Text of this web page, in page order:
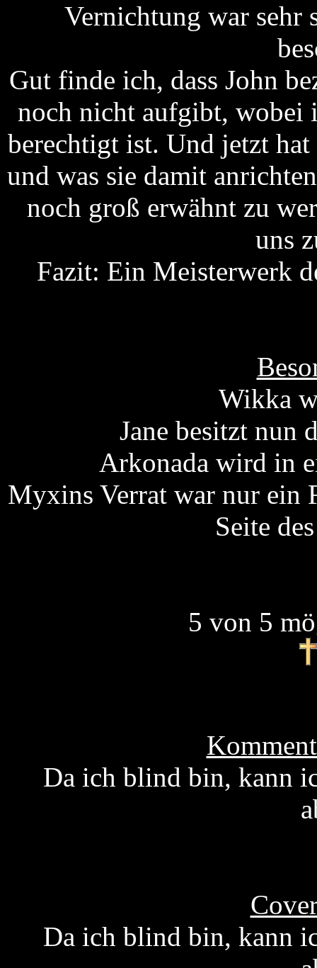
Vernichtung war sehr
Gut finde ich, dass John
noch nicht aufgibt, wobei
berechtigt ist. Und jetzt
und was sie damit
noch groß erwähnt zu
uns
Fazit: Ein Meisterwerk
Wikka
Jane besitzt nun
Arkonada wird in
Myxins Verrat war nur ein
Seite
5 von 5
Da ich blind bin, kann
Da ich blind bin, kann